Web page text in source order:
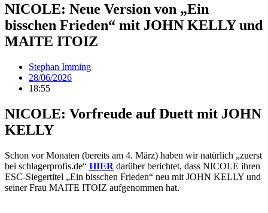
NICOLE: Neue Version von „Ein
bisschen Frieden“ mit JOHN KELLY und
MAITE ITOIZ
Stephan Imming
28/06/2026
18:55
NICOLE: Vorfreude auf Duett mit JOHN
KELLY
Schon vor Monaten (bereits am 4. März) haben wir natürlich „zuerst
bei schlagerprofis.de“ HIER darüber berichtet, dass NICOLE ihren
ESC-Siegertitel „Ein bisschen Frieden“ neu mit JOHN KELLY und
seiner Frau MAITE ITOIZ aufgenommen hat.